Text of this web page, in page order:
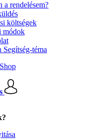
a rendelésem?
költségek
módok
Segítség-téma